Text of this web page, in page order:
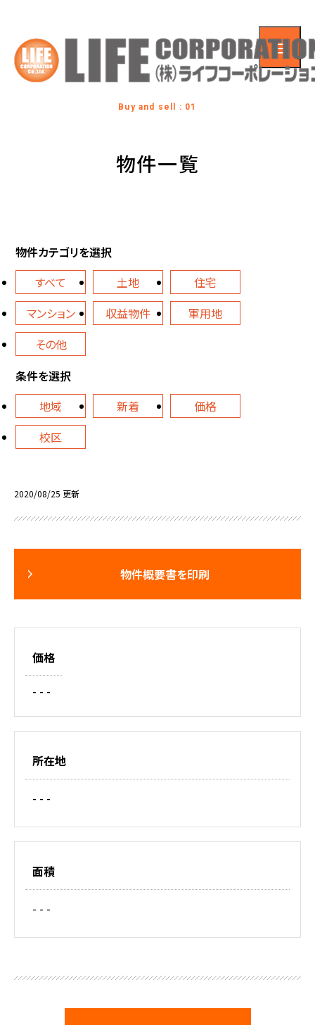
Buy and sell : 01
物件一覧
物件カテゴリを選択
すべて
土地
住宅
マンション
収益物件
軍用地
その他
条件を選択
地域
新着
価格
校区
2020/08/25 更新
物件概要書を印刷
価格
- - -
所在地
- - -
面積
- - -